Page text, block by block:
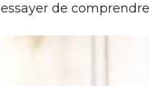
essayer de